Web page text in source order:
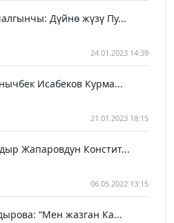
Дүйнө жүзү Пу...
24.01.2023 14:39
Исабеков Курма...
21.01.2023 18:15
Жапаровдун Констит...
06.05.2022 13:15
“Мен жазган Ка...